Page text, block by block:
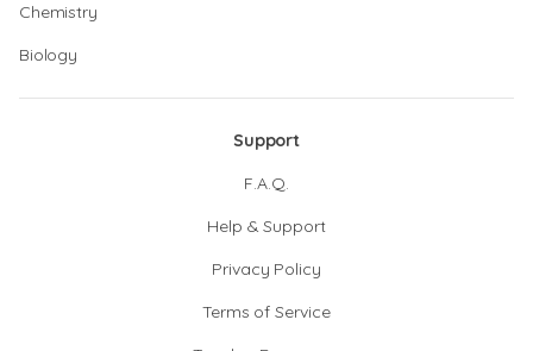
Chemistry
Biology
Support
F.A.Q.
Help & Support
Privacy Policy
Terms of Service